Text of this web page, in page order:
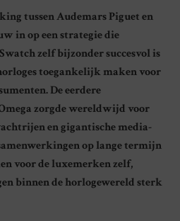
tussen Audemars Piguet en
in op een strategie die
zelf bijzonder succesvol is
toegankelijk maken voor
De eerdere
zorgde wereldwijd voor
en gigantische media-
op lange termijn
voor de luxemerken zelf,
binnen de horlogewereld sterk